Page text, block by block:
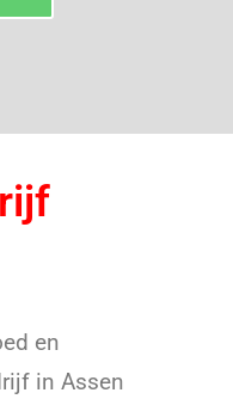
en
in Assen